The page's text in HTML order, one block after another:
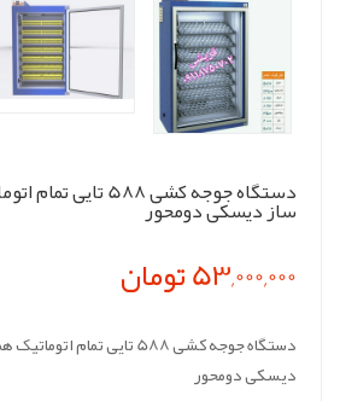
دستگاه جوجه کشی 588 ساز دیسکی دومحور
53,000,000 تومان
دستگاه جوجه کشی 588 تایی تمام
دیسکی دومحور